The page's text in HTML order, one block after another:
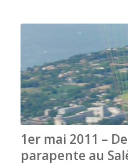
1er mai 2011 –
parapente au